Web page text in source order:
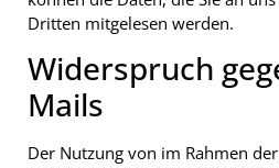
Dritten mitgelesen werden.
Widerspruch
Mails
Der Nutzung von im Rahmen